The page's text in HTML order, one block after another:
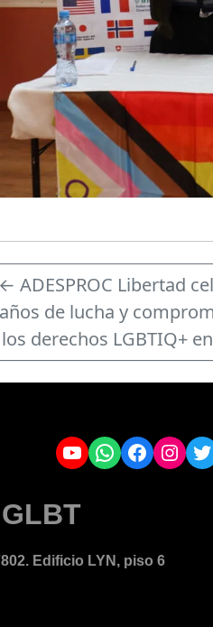
← ADESPROC Libertad
años de lucha y
los derechos LGBTIQ+
YouTube WhatsApp Facebook Instagram Twitter
Edificio LYN, piso 6